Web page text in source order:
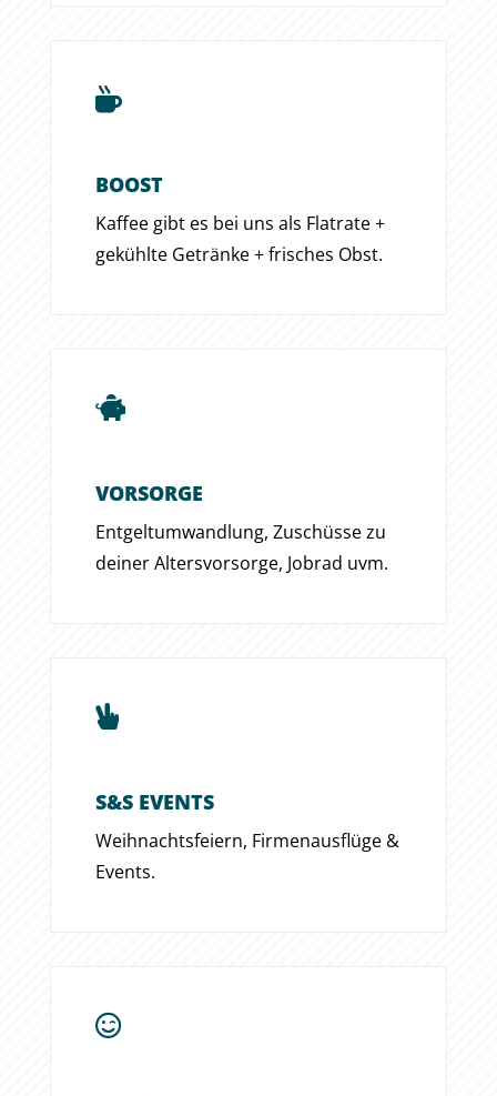

BOOST
Kaffee gibt es bei uns als Flatrate +
gekühlte Getränke + frisches Obst.

VORSORGE
Entgeltumwandlung, Zuschüsse zu
deiner Altersvorsorge, Jobrad uvm.

S&S EVENTS
Weihnachtsfeiern, Firmenausflüge &
Events.
